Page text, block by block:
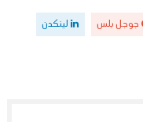
جوجل بلس
لينكدن